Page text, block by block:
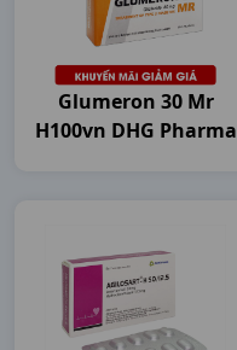
Glumeron 30 Mr
H100vn DHG Pharma